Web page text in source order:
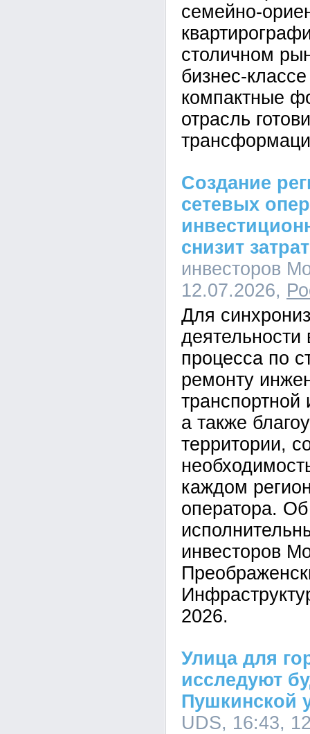
семейно-
столичном
бизнес-
компактные
отрасль
Создание
сетевых
снизит
инвесторов
12.07.2026,
Для
деятельности
процесса по
ремонту
транспортной
а также
территории,
каждом
оператора.
инвесторов
2026.
Улица для
исследуют
Пушкинской
UDS, 16:43,